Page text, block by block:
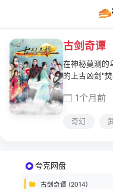
古剑奇谭
在神秘莫测的
的上古凶剑"
忍剿灭了守护
里屠苏，跟
回记忆的屠
少恭(乔振宇
了一连串惊天
1个月前
奇幻
夸克网盘
古剑奇谭 (2014)